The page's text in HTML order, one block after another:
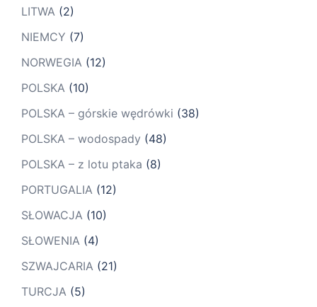
LITWA (2)
NIEMCY (7)
NORWEGIA (12)
POLSKA (10)
POLSKA – górskie wędrówki (38)
POLSKA – wodospady (48)
POLSKA – z lotu ptaka (8)
PORTUGALIA (12)
SŁOWACJA (10)
SŁOWENIA (4)
SZWAJCARIA (21)
TURCJA (5)